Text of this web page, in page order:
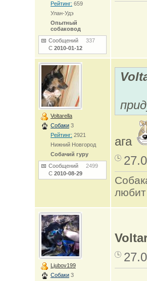
Рейтинг: 659
Улан-Удэ
Опытный
собаковод
Сообщений 337
С 2010-01-12
Voltarella
Собаки 3
Рейтинг: 2921
Нижний Новгород
Собачий гуру
Сообщений 2499
С 2010-08-29
ага
Ljubov199
Собаки 3